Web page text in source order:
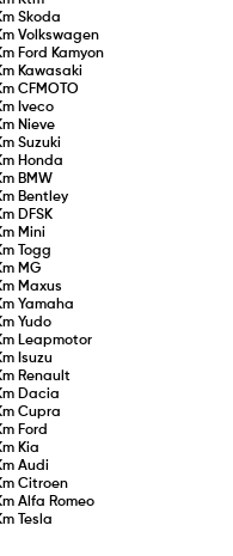
Skoda
Volkswagen
Ford Kamyon
Kawasaki
CFMOTO
Iveco
Nieve
Suzuki
Honda
BMW
Bentley
DFSK
Mini
Togg
MG
Maxus
Yamaha
Yudo
Leapmotor
Isuzu
Renault
Dacia
Cupra
Ford
Kia
Audi
Citroen
Alfa Romeo
Tesla